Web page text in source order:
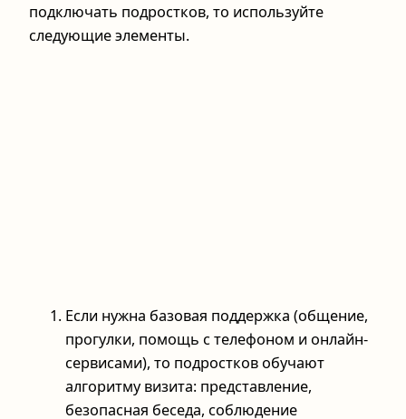
подключать подростков, то используйте
следующие элементы.
Если нужна базовая поддержка (общение,
прогулки, помощь с телефоном и онлайн-
сервисами), то подростков обучают
алгоритму визита: представление,
безопасная беседа, соблюдение